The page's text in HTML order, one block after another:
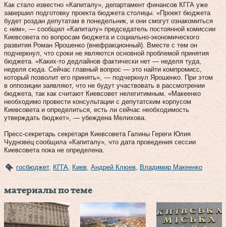
Как стало известно «Капиталу», департамент финансов КГГА уже
завершил подготовку проекта бюджета столицы. «Проект бюджета
будет роздан депутатам в понедельник, и они смогут ознакомиться
с ним», — сообщил «Капиталу» председатель постоянной комиссии
Киевсовета по вопросам бюджета и социально-экономического
развития Роман Ярошенко (внефракционный). Вместе с тем он
подчеркнул, что сроки не являются основной проблемой принятия
бюджета. «Каких‑то дедлайнов фактически нет — неделя туда,
неделя сюда. Сейчас главный вопрос — это найти компромисс,
который позволит его принять», — подчерк­нул Ярошенко. При этом
в оппозиции заявляют, что не будут участвовать в рассмотрении
бюджета, так как считают Киевсовет нелегитимным. «Макеенко
необходимо провести консультации с депутатским корпусом
Киевсовета и определиться, есть ли сейчас необходимость
утверждать бюджет», — убеждена Мелихова.
Пресс-секретарь секретаря Киевсовета Галины Гереги Юлия
Чудновец сообщила «Капиталу», что дата проведения сессии
Киевсовета пока не определена.
госбюджет, КГГА Киев Андрей Клюев Владимир Макеенко
материалы по теме